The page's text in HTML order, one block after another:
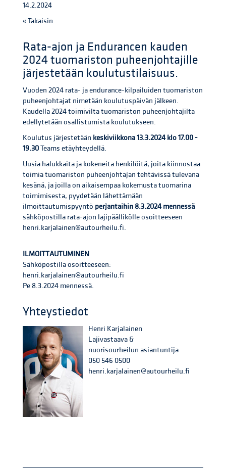
14.2.2024
« Takaisin
Rata-ajon ja Endurancen kauden
2024 tuomariston puheenjohtajille
järjestetään koulutustilaisuus.
Vuoden 2024 rata- ja endurance-kilpailuiden tuomariston
puheenjohtajat nimetään koulutuspäivän jälkeen.
Kaudella 2024 toimivilta tuomariston puheenjohtajilta
edellytetään osallistumista koulutukseen.
Koulutus järjestetään keskiviikkona 13.3.2024 klo 17.00 -
19.30Teams etäyhteydellä.
Uusia halukkaita ja kokeneita henkilöitä, joita kiinnostaa
toimia tuomariston puheenjohtajan tehtävissä tulevana
kesänä, ja joilla on aikaisempaa kokemusta tuomarina
toimimisesta, pyydetään lähettämään
ilmoittautumispyyntö perjantaihin 8.3.2024 mennessä
sähköpostilla rata-ajon lajipäällikölle osoitteeseen
henri.karjalainen@autourheilu.fi.
ILMOITTAUTUMINEN
Sähköpostilla osoitteeseen:
henri.karjalainen@autourheilu.fi
Pe 8.3.2024 mennessä.
Yhteystiedot
Henri Karjalainen
Lajivastaava &
nuorisourheilun asiantuntija
050 546 0500
henri.karjalainen@autourheilu.fi